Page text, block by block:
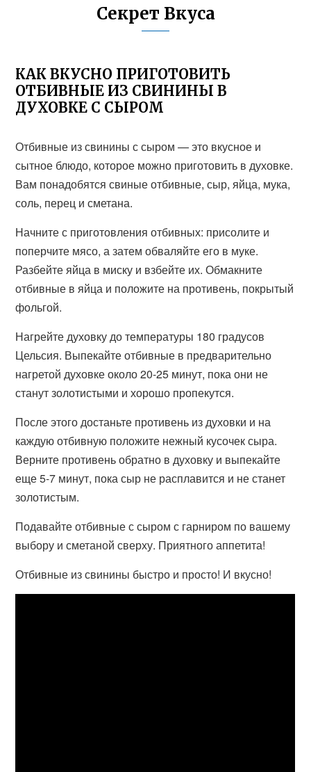
Секрет Вкуса
КАК ВКУСНО ПРИГОТОВИТЬ
ОТБИВНЫЕ ИЗ СВИНИНЫ В
ДУХОВКЕ С СЫРОМ
Отбивные из свинины с сыром — это вкусное и
сытное блюдо, которое можно приготовить в духовке.
Вам понадобятся свиные отбивные, сыр, яйца, мука,
соль, перец и сметана.
Начните с приготовления отбивных: присолите и
поперчите мясо, а затем обваляйте его в муке.
Разбейте яйца в миску и взбейте их. Обмакните
отбивные в яйца и положите на противень, покрытый
фольгой.
Нагрейте духовку до температуры 180 градусов
Цельсия. Выпекайте отбивные в предварительно
нагретой духовке около 20-25 минут, пока они не
станут золотистыми и хорошо пропекутся.
После этого достаньте противень из духовки и на
каждую отбивную положите нежный кусочек сыра.
Верните противень обратно в духовку и выпекайте
еще 5-7 минут, пока сыр не расплавится и не станет
золотистым.
Подавайте отбивные с сыром с гарниром по вашему
выбору и сметаной сверху. Приятного аппетита!
Отбивные из свинины быстро и просто! И вкусно!